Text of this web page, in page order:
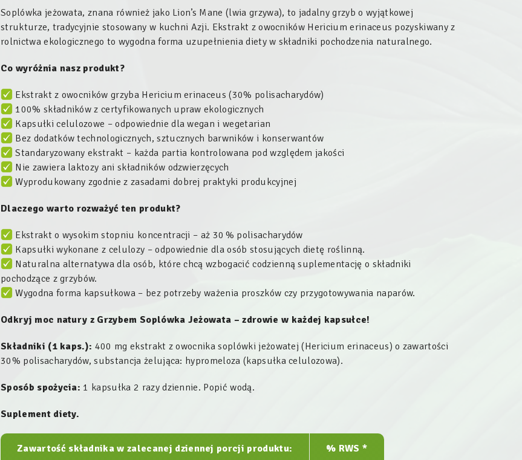
Soplówka jeżowata, znana również jako Lion’s Mane (lwia grzywa), to jadalny grzyb o wyjątkowej
strukturze, tradycyjnie stosowany w kuchni Azji. Ekstrakt z owocników Hericium erinaceus pozyskiwany z
rolnictwa ekologicznego to wygodna forma uzupełnienia diety w składniki pochodzenia naturalnego.
Co wyróżnia nasz produkt?
Ekstrakt z owocników grzyba Hericium erinaceus (30% polisacharydów)
100% składników z certyfikowanych upraw ekologicznych
Kapsułki celulozowe – odpowiednie dla wegan i wegetarian
Bez dodatków technologicznych, sztucznych barwników i konserwantów
Standaryzowany ekstrakt – każda partia kontrolowana pod względem jakości
Nie zawiera laktozy ani składników odzwierzęcych
Wyprodukowany zgodnie z zasadami dobrej praktyki produkcyjnej
Dlaczego warto rozważyć ten produkt?
Ekstrakt o wysokim stopniu koncentracji – aż 30 % polisacharydów
Kapsułki wykonane z celulozy – odpowiednie dla osób stosujących dietę roślinną.
Naturalna alternatywa dla osób, które chcą wzbogacić codzienną suplementację o składniki
pochodzące z grzybów.
Wygodna forma kapsułkowa – bez potrzeby ważenia proszków czy przygotowywania naparów.
Odkryj moc natury z Grzybem Soplówka Jeżowata – zdrowie w każdej kapsułce!
Składniki (1 kaps.): 400 mg ekstrakt z owocnika soplówki jeżowatej (Hericium erinaceus) o zawartości
30% polisacharydów, substancja żelująca: hypromeloza (kapsułka celulozowa).
Sposób spożycia: 1 kapsułka 2 razy dziennie. Popić wodą.
Suplement diety.
Zawartość składnika w zalecanej dziennej porcji produktu: % RWS *